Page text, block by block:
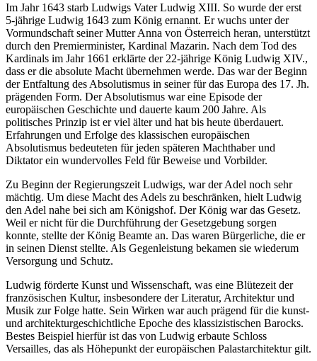
Im Jahr 1643 starb Ludwigs Vater Ludwig XIII. So wurde der erst
5-jährige Ludwig 1643 zum König ernannt. Er wuchs unter der
Vormundschaft seiner Mutter Anna von Österreich heran, unterstützt
durch den Premierminister, Kardinal Mazarin. Nach dem Tod des
Kardinals im Jahr 1661 erklärte der 22-jährige König Ludwig XIV.,
dass er die absolute Macht übernehmen werde. Das war der Beginn
der Entfaltung des Absolutismus in seiner für das Europa des 17. Jh.
prägenden Form. Der Absolutismus war eine Episode der
europäischen Geschichte und dauerte kaum 200 Jahre. Als
politisches Prinzip ist er viel älter und hat bis heute überdauert.
Erfahrungen und Erfolge des klassischen europäischen
Absolutismus bedeuteten für jeden späteren Machthaber und
Diktator ein wundervolles Feld für Beweise und Vorbilder.
Zu Beginn der Regierungszeit Ludwigs, war der Adel noch sehr
mächtig. Um diese Macht des Adels zu beschränken, hielt Ludwig
den Adel nahe bei sich am Königshof. Der König war das Gesetz.
Weil er nicht für die Durchführung der Gesetzgebung sorgen
konnte, stellte der König Beamte an. Das waren Bürgerliche, die er
in seinen Dienst stellte. Als Gegenleistung bekamen sie wiederum
Versorgung und Schutz.
Ludwig förderte Kunst und Wissenschaft, was eine Blütezeit der
französischen Kultur, insbesondere der Literatur, Architektur und
Musik zur Folge hatte. Sein Wirken war auch prägend für die kunst-
und architekturgeschichtliche Epoche des klassizistischen Barocks.
Bestes Beispiel hierfür ist das von Ludwig erbaute Schloss
Versailles, das als Höhepunkt der europäischen Palastarchitektur gilt.